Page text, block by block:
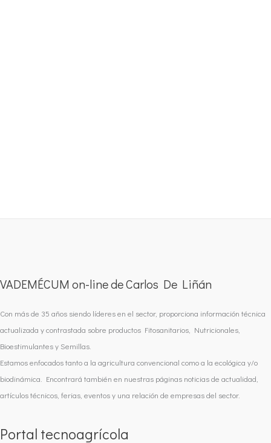
VADEMÉCUM on-line de Carlos De Liñán
Con más de 35 años siendo líderes en el sector, proporciona información técnica
actualizada y contrastada sobre productos Fitosanitarios, Nutricionales,
Bioestimulantes y Semillas.
Estamos enfocados tanto a la agricultura convencional como a la ecológica y/o
biodinámica. Encontrará también en nuestras páginas noticias de actualidad,
artículos técnicos, ferias, eventos y una relación de empresas del sector.
Portal tecnoagrícola